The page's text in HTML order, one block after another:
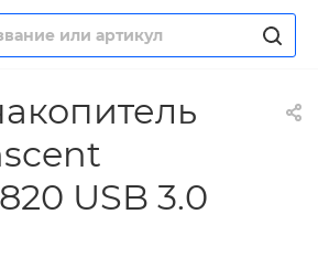
USB 3.0